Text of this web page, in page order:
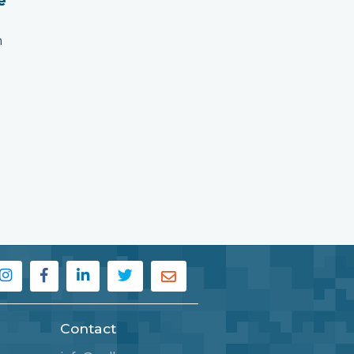
Contact